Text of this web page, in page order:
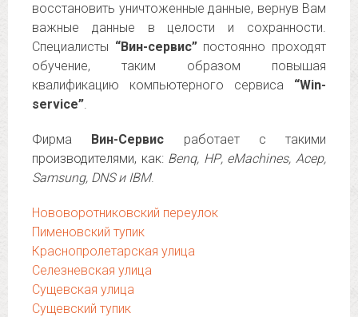
восстановить уничтоженные данные, вернув Вам
важные данные в целости и сохранности.
Специалисты “Вин-сервис”постоянно проходят
обучение, таким образом повышая
квалификацию компьютерного сервиса “Win-
service”.
Фирма Вин-Сервис работает с такими
производителями, как: Benq, НР, eMachines, Асер,
Samsung, DNS и IBM.
Нововоротниковский переулок
Пименовский тупик
Краснопролетарская улица
Селезневская улица
Сущевская улица
Сущевский тупик